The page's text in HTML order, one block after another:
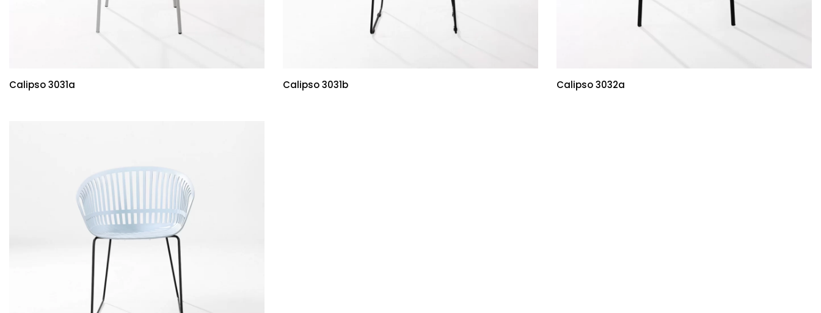
Calipso 3031a Calipso 3031b Calipso 3032a